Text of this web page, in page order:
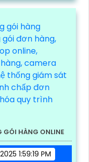
GÓI HÀNG ONLINE
1:59:19 PM